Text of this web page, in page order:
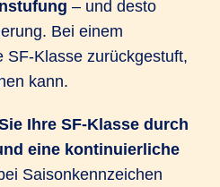
– und desto
Bei einem
SF-Klasse zurückgestuft,
kann.
Ihre SF-Klasse durch
eine kontinuierliche
Saisonkennzeichen